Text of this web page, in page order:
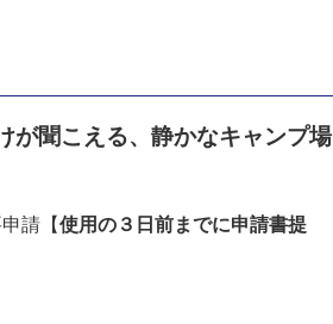
が聞こえる、静かなキャンプ場
請【使用の３日前までに申請書提